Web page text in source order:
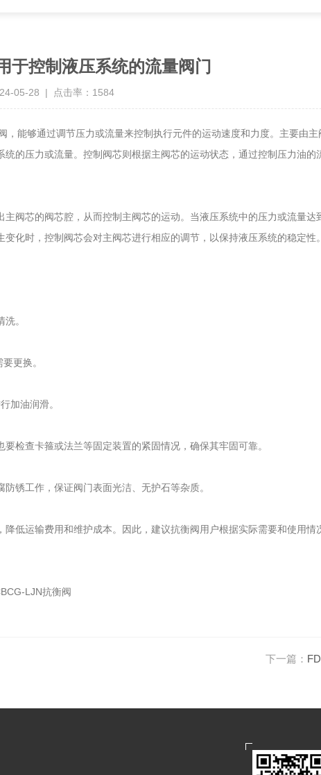
于控制液压系统的流量阀门
05-28 | 点击率：1584
能够通过调节压力或流量来控制执行元件的运动速度和力度。主要由
的压力或流量。控制阀芯则根据主阀芯的运动状态，通过控制压力油的
芯的阀芯腔，从而控制主阀芯的运动。当液压系统中的压力或流量达
化时，控制阀芯会对主阀芯进行相应的调节，以保持液压系统的稳定性。
。
更换。
加油润滑。
查卡箍或法兰等固定装置的紧固情况，确保其牢固可靠。
锈工作，保证阀门表面光洁、无护石等杂质。
运输费用和维护成本。因此，建议抗衡阀用户根据实际需要和使用情
下一篇：